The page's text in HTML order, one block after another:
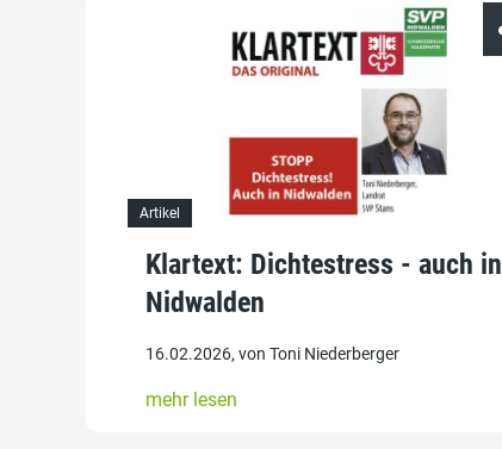
Artikel
Klartext: Dichtestress - auch in
Nidwalden
16.02.2026, von Toni Niederberger
mehr lesen